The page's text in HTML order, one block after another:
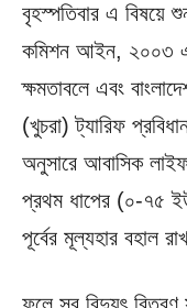
বৃহস্পতিবার এ বিষয়ে
কমিশন আইন, ২০০৩
ক্ষমতাবলে এবং
(খুচরা) ট্যারিফ
অনুসারে আবাসিক
প্রথম ধাপের (০-৭৫
পূর্বের মূল্যহার বহাল